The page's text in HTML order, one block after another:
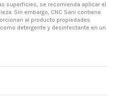
superficies, se recomienda aplicar el
Sin embargo, CNC Sani contiene
al producto propiedades
detergente y desinfectante en un